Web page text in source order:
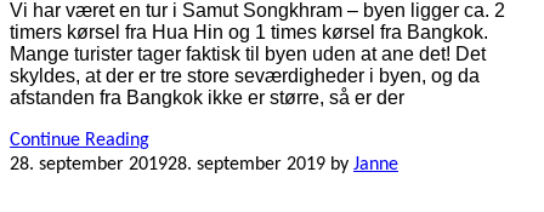
Vi har været en tur i Samut Songkhram – byen ligger ca. 2
timers kørsel fra Hua Hin og 1 times kørsel fra Bangkok.
Mange turister tager faktisk til byen uden at ane det! Det
skyldes, at der er tre store seværdigheder i byen, og da
afstanden fra Bangkok ikke er større, så er der
Continue Reading
28. september 201928. september 2019 by Janne